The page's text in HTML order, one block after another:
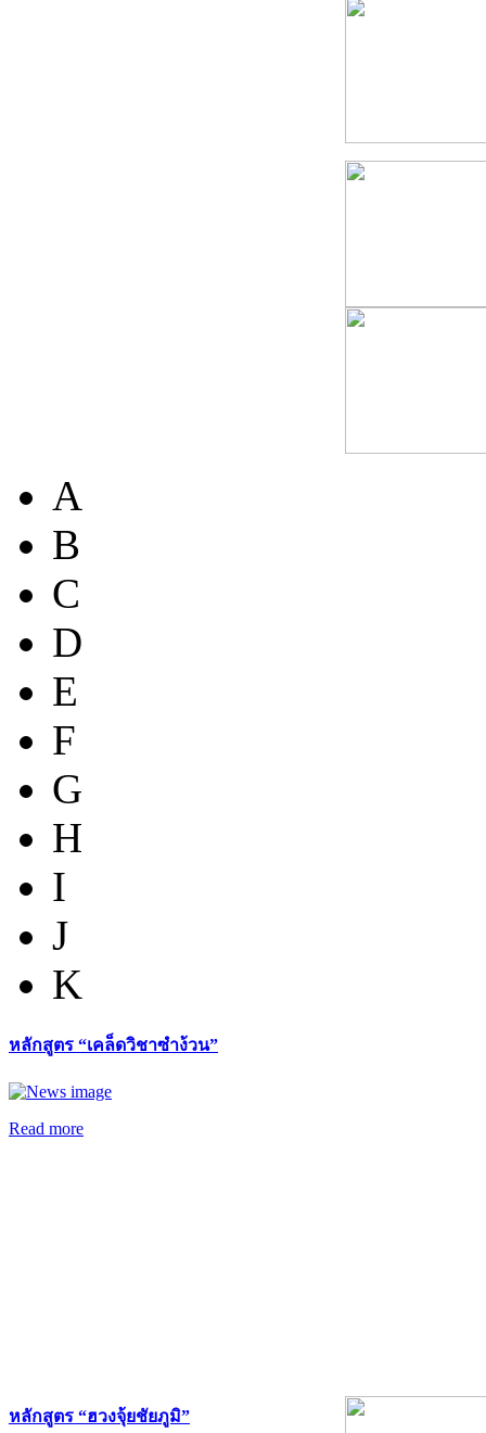
A
B
C
D
E
F
G
H
I
J
K
หลักสูตร “เคล็ดวิชาซำง้วน”
Read more
หลักสูตร “ฮวงจุ้ยชัยภูมิ”